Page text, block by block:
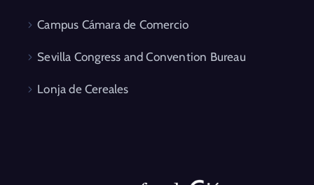
Campus Cámara de Comercio
Sevilla Congress and Convention Bureau
Lonja de Cereales